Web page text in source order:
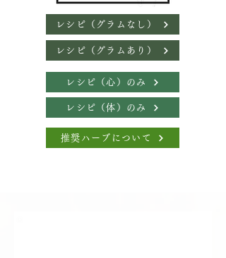
レシピ（グラムなし）
レシピ（グラムあり）
レシピ（心）のみ
レシピ（体）のみ
推奨ハーブについて